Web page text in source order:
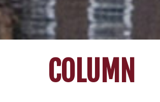
COLUMN